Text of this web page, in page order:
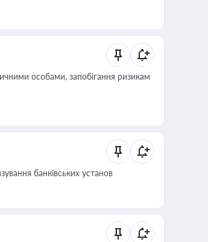
особами, запобігання ризикам
банківських установ